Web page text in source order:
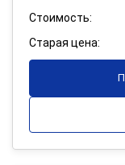
Стоимость:
Старая цена: